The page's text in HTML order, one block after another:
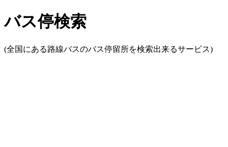
バス停検索
(全国にある路線バスのバス停留所を検索出来るサービス)